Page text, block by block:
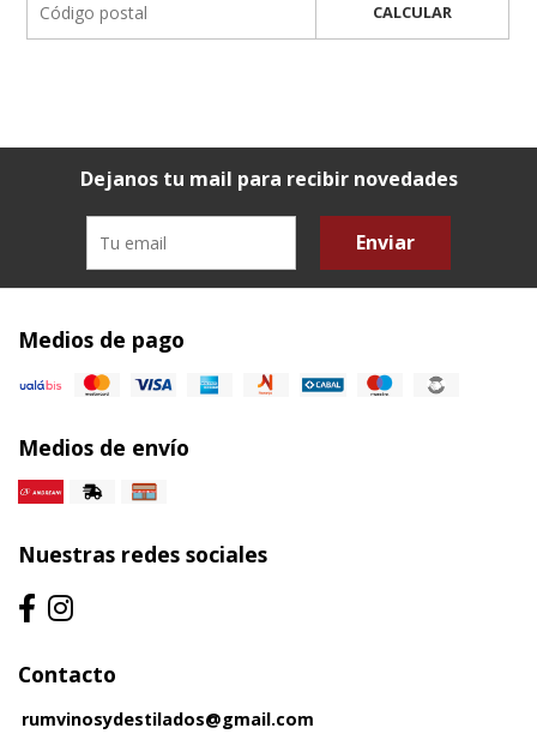
CALCULAR
Dejanos tu mail para recibir novedades
Enviar
Medios de pago
Medios de envío
Nuestras redes sociales
Contacto
rumvinosydestilados@gmail.com